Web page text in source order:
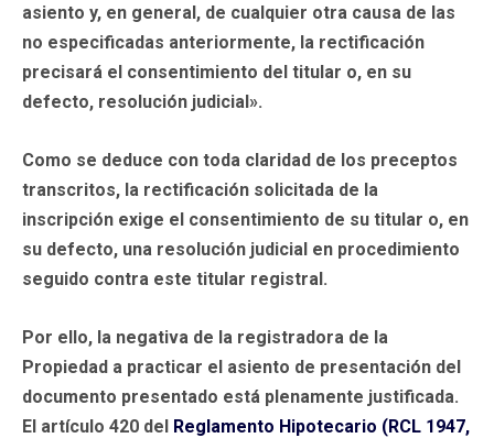
asiento y, en general, de cualquier otra causa de las
no especificadas anteriormente, la rectificación
precisará el consentimiento del titular o, en su
defecto, resolución judicial».
Como se deduce con toda claridad de los preceptos
transcritos, la rectificación solicitada de la
inscripción exige el consentimiento de su titular o, en
su defecto, una resolución judicial en procedimiento
seguido contra este titular registral.
Por ello, la negativa de la registradora de la
Propiedad a practicar el asiento de presentación del
documento presentado está plenamente justificada.
El artículo 420 del Reglamento Hipotecario (RCL 1947,